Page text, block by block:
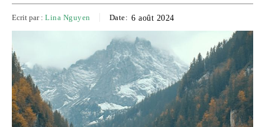
Ecrit par : Lina Nguyen Date: 6 août 2024